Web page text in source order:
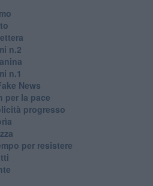
n.2
n.1
News
per la pace
progresso
per resistere